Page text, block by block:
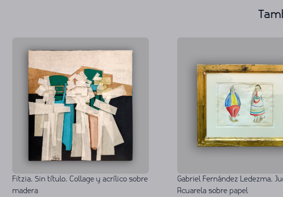
Fitzia. Sin título. Collage y acrílico sobre
madera
Gabriel Fernández Ledezma.
Acuarela sobre papel